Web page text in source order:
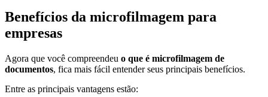
Benefícios da microfilmagem para
empresas
Agora que você compreendeu o que é microfilmagem de
documentos, fica mais fácil entender seus principais benefícios.
Entre as principais vantagens estão: